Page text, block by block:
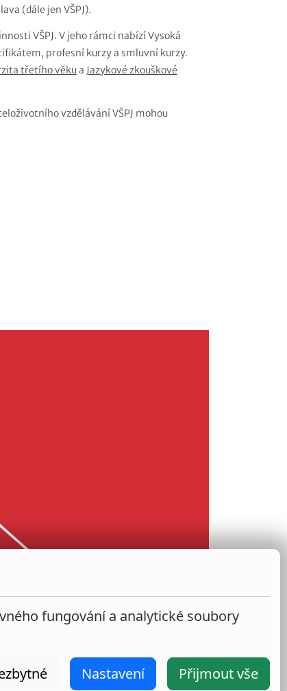
(dále jen VŠPJ).
VŠPJ. V jeho rámci nabízí Vysoká
profesní kurzy a smluvní kurzy.
třetího věku a Jazykové zkouškové
vzdělávání VŠPJ mohou
fungování a analytické soubory
Nastavení Přijmout vše